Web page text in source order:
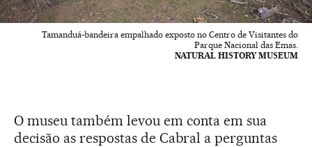
Tamanduá-bandeira empalhado exposto no Centro de Visitantes do
Parque Nacional das Emas.
NATURAL HISTORY MUSEUM
O museu também levou em conta em sua
decisão as respostas de Cabral a perguntas